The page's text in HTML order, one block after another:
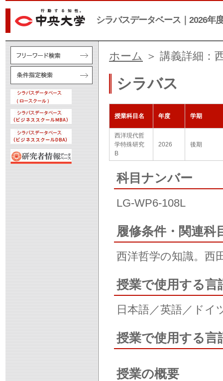
シラバスデータベース｜2026年
ホーム ＞ 講義詳細：
シラバス
授業科目名 年度 学期
西洋現代哲
学特殊研究
B
2026 後期
科目ナンバー
LG-WP6-108L
履修条件・関連科
西洋哲学の知識。西
授業で使用する言
日本語／英語／ドイ
授業で使用する言
授業の概要